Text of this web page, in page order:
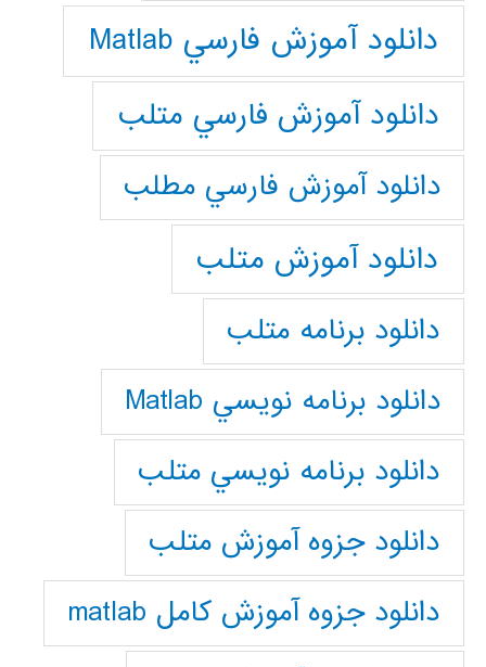
دانلود آموزش فارسي Matlab
دانلود آموزش فارسي متلب
دانلود آموزش فارسي مطلب
دانلود آموزش متلب
دانلود برنامه متلب
دانلود برنامه نويسي Matlab
دانلود برنامه نويسي متلب
دانلود جزوه آموزش متلب
دانلود جزوه آموزش کامل matlab